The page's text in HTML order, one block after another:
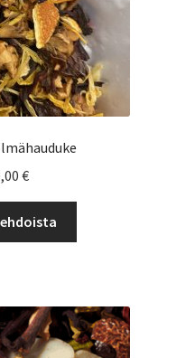
€Hintaluokka:
3,99 €
-
50,00 €
muunnelma.
Voit
tehdä